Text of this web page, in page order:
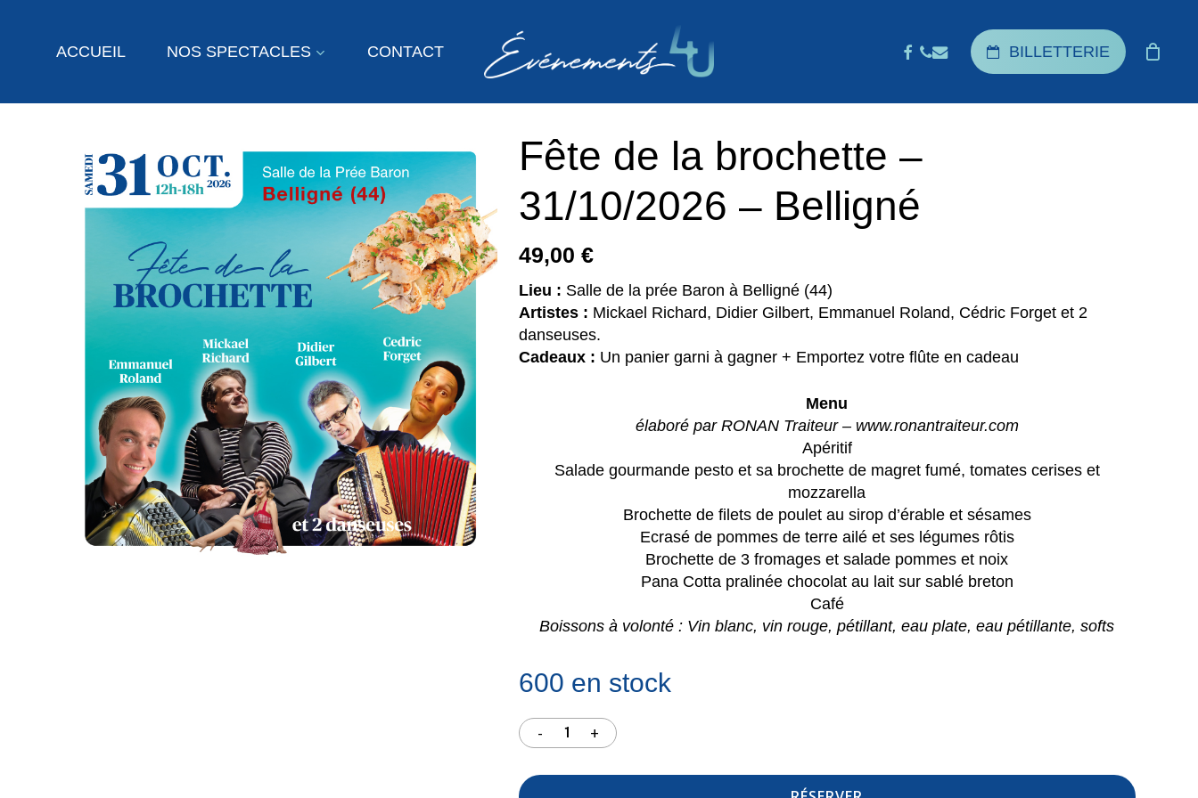
ACCUEIL NOS SPECTACLES CONTACT BILLETTERIE
FACEBOOK
PHONE
EMAIL
Cart
CLOSE
CART
Votre panier est vide.
GO TO SHOP
Fête de la brochette –
31/10/2026 – Belligné
49,00 €
Lieu : Salle de la prée Baron à Belligné (44)
Artistes : Mickael Richard, Didier Gilbert, Emmanuel Roland, Cédric Forget et 2
danseuses.
Cadeaux : Un panier garni à gagner + Emportez votre flûte en cadeau
Menu
élaboré par RONAN Traiteur – www.ronantraiteur.com
Apéritif
Salade gourmande pesto et sa brochette de magret fumé, tomates cerises et
mozzarella
Brochette de filets de poulet au sirop d’érable et sésames
Ecrasé de pommes de terre ailé et ses légumes rôtis
Brochette de 3 fromages et salade pommes et noix
Pana Cotta pralinée chocolat au lait sur sablé breton
Café
Boissons à volonté : Vin blanc, vin rouge,pétillant, eau plate, eau pétillante, softs
600 en stock